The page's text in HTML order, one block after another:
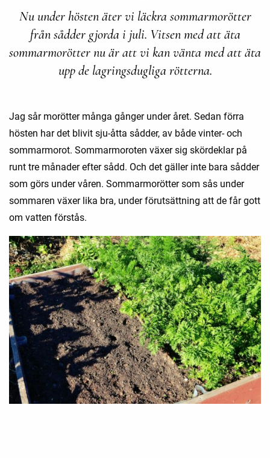
Nu under hösten äter vi läckra sommarmorötter
från sådder gjorda i juli. Vitsen med att äta
sommarmorötter nu är att vi kan vänta med att äta
upp de lagringsdugliga rötterna.
Jag sår morötter många gånger under året. Sedan förra
hösten har det blivit sju-åtta sådder, av både vinter- och
sommarmorot. Sommarmoroten växer sig skördeklar på
runt tre månader efter sådd. Och det gäller inte bara sådder
som görs under våren. Sommarmorötter som sås under
sommaren växer lika bra, under förutsättning att de får gott
om vatten förstås.